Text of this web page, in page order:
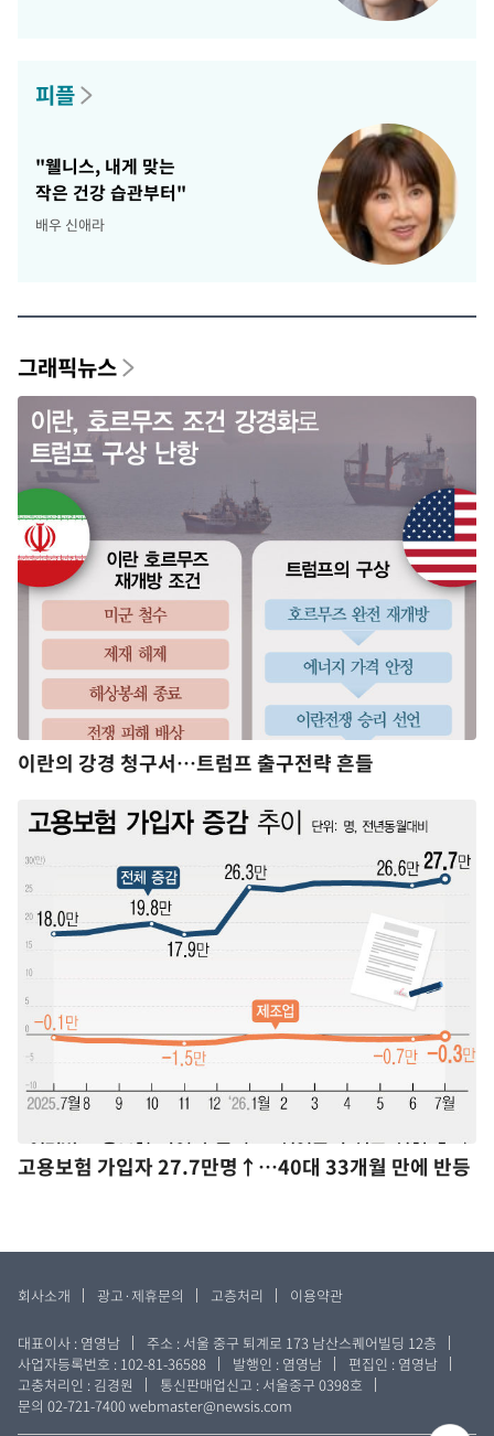
피플
"웰니스, 내게 맞는
작은 건강 습관부터"
배우 신애라
그래픽뉴스
이란의 강경 청구서…트럼프 출구전략 흔들
고용보험 가입자 27.7만명↑…40대 33개월 만에 반등
회사소개 광고·제휴문의 고층처리 이용약관
대표이사 : 염영남
주소 : 서울 중구 퇴계로 173 남산스퀘어빌딩 12층
사업자등록번호 : 102-81-36588
발행인 : 염영남
편집인 : 염영남
고충처리인 : 김경원
통신판매업신고 : 서울중구 0398호
문의 02-721-7400webmaster@newsis.com